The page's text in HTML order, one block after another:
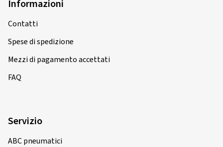
Informazioni
Contatti
Spese di spedizione
Mezzi di pagamento accettati
FAQ
Servizio
ABC pneumatici